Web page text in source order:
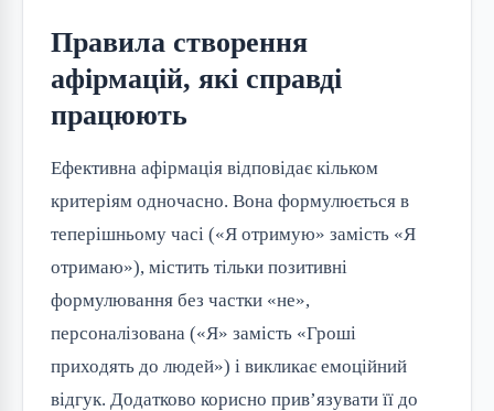
Правила створення
афірмацій, які справді
працюють
Ефективна афірмація відповідає кільком
критеріям одночасно. Вона формулюється в
теперішньому часі («Я отримую» замість «Я
отримаю»), містить тільки позитивні
формулювання без частки «не»,
персоналізована («Я» замість «Гроші
приходять до людей») і викликає емоційний
відгук. Додатково корисно прив’язувати її до